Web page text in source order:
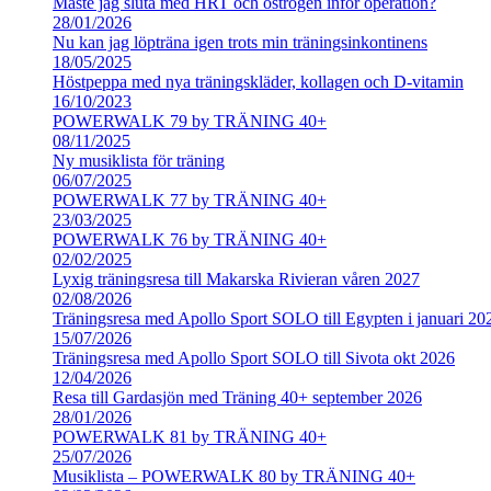
28/01/2026
Nu kan jag löpträna igen trots min träningsinkontinens
18/05/2025
Höstpeppa med nya träningskläder, kollagen och D-vitamin
16/10/2023
POWERWALK 79 by TRÄNING 40+
08/11/2025
Ny musiklista för träning
06/07/2025
POWERWALK 77 by TRÄNING 40+
23/03/2025
POWERWALK 76 by TRÄNING 40+
02/02/2025
Lyxig träningsresa till Makarska Rivieran våren 2027
02/08/2026
Träningsresa med Apollo Sport SOLO till Egypten i januari
15/07/2026
Träningsresa med Apollo Sport SOLO till Sivota okt 2026
12/04/2026
Resa till Gardasjön med Träning 40+ september 2026
28/01/2026
POWERWALK 81 by TRÄNING 40+
25/07/2026
Musiklista – POWERWALK 80 by TRÄNING 40+